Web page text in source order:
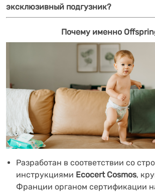
эксклюзивный подгузник?
Почему именно
Разработан в соответствии со
инструкциями Ecocert Cosmos,
Франции органом сертификации